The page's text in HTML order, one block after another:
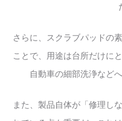
さらに、スクラブパッドの
ことで、用途は台所だけに
自動車の細部洗浄など
また、製品自体が「修理し